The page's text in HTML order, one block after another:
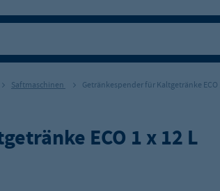
Saftmaschinen Getränkespender für Kaltgetränke ECO
ECO 1 x 12 L